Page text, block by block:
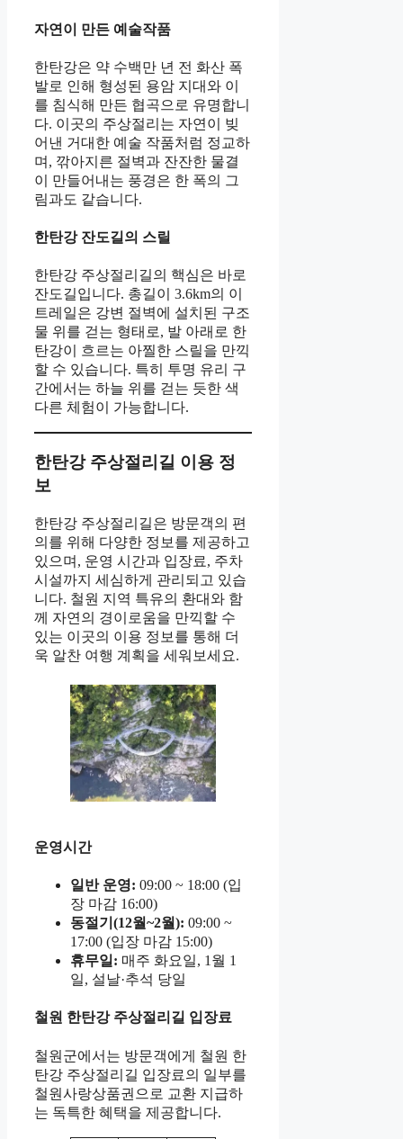
자연이 만든 예술작품
한탄강은 약 수백만 년 전 화산 폭
발로 인해 형성된 용암 지대와 이
를 침식해 만든 협곡으로 유명합니
다. 이곳의 주상절리는 자연이 빚
어낸 거대한 예술 작품처럼 정교하
며, 깎아지른 절벽과 잔잔한 물결
이 만들어내는 풍경은 한 폭의 그
림과도 같습니다.
한탄강 잔도길의 스릴
한탄강 주상절리길의 핵심은 바로
잔도길입니다. 총길이 3.6km의 이
트레일은 강변 절벽에 설치된 구조
물 위를 걷는 형태로, 발 아래로 한
탄강이 흐르는 아찔한 스릴을 만끽
할 수 있습니다. 특히 투명 유리 구
간에서는 하늘 위를 걷는 듯한 색
다른 체험이 가능합니다.
한탄강 주상절리길 이용 정
보
한탄강 주상절리길은 방문객의 편
의를 위해 다양한 정보를 제공하고
있으며, 운영 시간과 입장료, 주차
시설까지 세심하게 관리되고 있습
니다. 철원 지역 특유의 환대와 함
께 자연의 경이로움을 만끽할 수
있는 이곳의 이용 정보를 통해 더
욱 알찬 여행 계획을 세워보세요.
운영시간
일반 운영: 09:00 ~ 18:00 (입
장 마감 16:00)
동절기(12월~2월): 09:00 ~
17:00 (입장 마감 15:00)
휴무일: 매주 화요일, 1월 1
일, 설날·추석 당일
철원 한탄강 주상절리길 입장료
철원군에서는 방문객에게 철원 한
탄강 주상절리길 입장료의 일부를
철원사랑상품권으로 교환 지급하
는 독특한 혜택을 제공합니다.